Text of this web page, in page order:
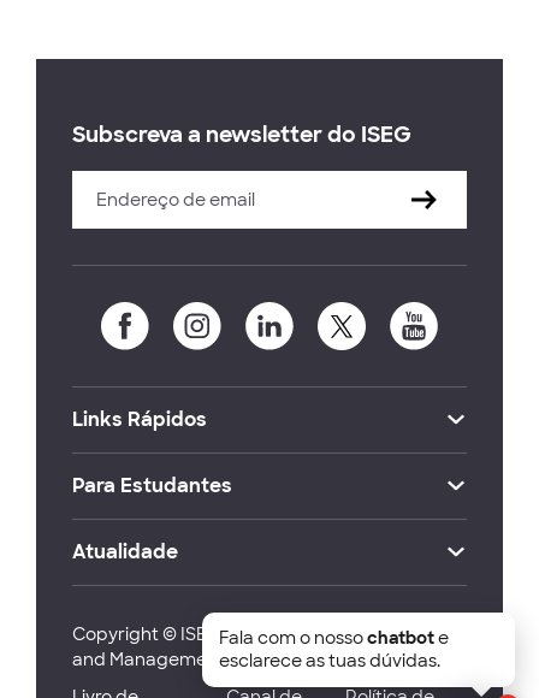
Subscreva a newsletter do ISEG
Links Rápidos
Para Estudantes
Atualidade
Copyright © ISEG Lisbon School of Economics
and Management 2026
Fala com o nossochatbote
esclarece as tuas dúvidas.